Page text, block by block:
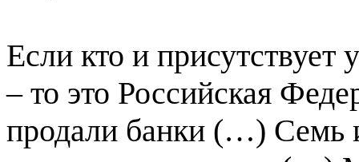
Если кто и присутствует
– то это Российская
продали банки (…) Семь